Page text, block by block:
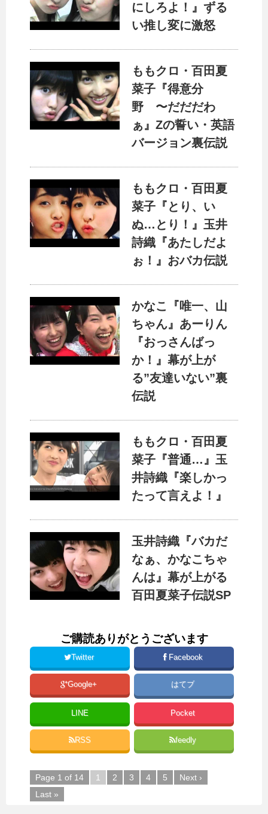
にしろよ！』ずる
い推し変に激怒
ももクロ・百田夏
菜子『得意分
野 〜だだだわ
ぁ』Zの誓い・英語
バージョン裏伝説
ももクロ・百田夏
菜子『とり、い
ぬ…とり！』玉井
詩織『あたしだよ
ぉ！』おバカ伝説
かなこ『唯一、山
ちゃん』あーりん
『おっさんばっ
か！』幕が上が
る”友達いない”裏
伝説
ももクロ・百田夏
菜子『普通…』玉
井詩織『楽しかっ
たって言えよ！』
玉井詩織『バカだ
なぁ、かなこちゃ
んは』幕が上がる
百田夏菜子伝説SP
ご購読ありがとうございます
Twitter Facebook
Google+ はてブ
LINE Pocket
RSS feedly
Page 1 of 14 1 2 3 4 5
Next ›
Last »